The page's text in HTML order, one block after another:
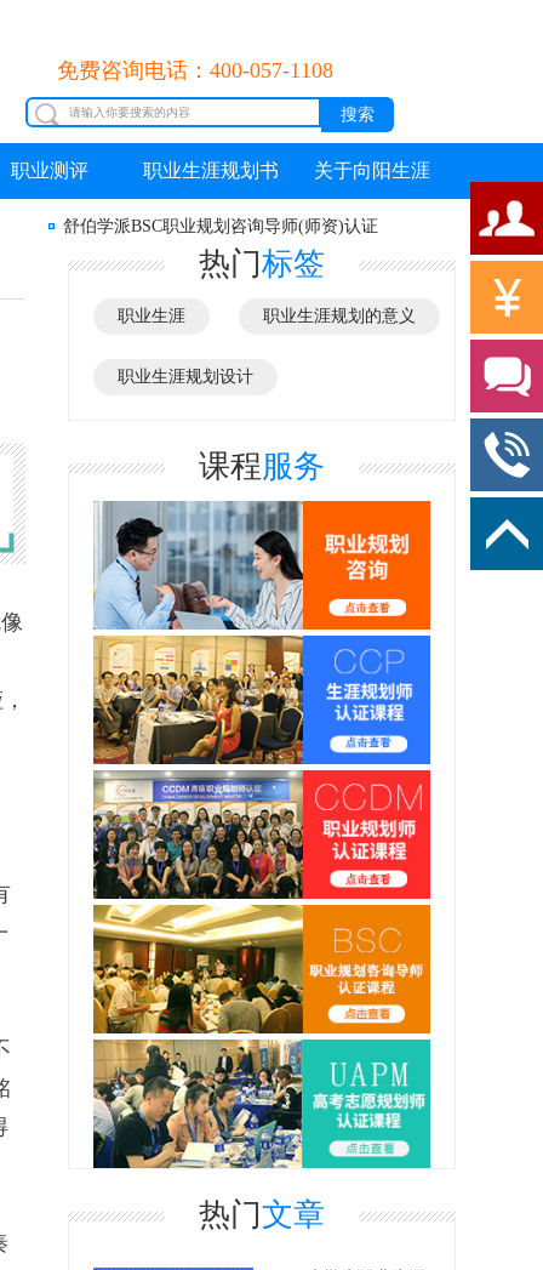
免费咨询电话：400-057-1108
职业测评 职业生涯规划书 关于向阳生涯
舒伯学派BSC职业规划咨询导师(师资)认证
热门标签
职业生涯 职业生涯规划的意义
职业生涯规划设计
课程服务
热门文章